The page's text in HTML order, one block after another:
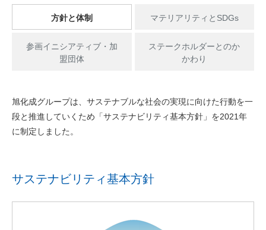
方針と体制 マテリアリティとSDGs
参画イニシアティブ・加
盟団体
ステークホルダーとのか
かわり
旭化成グループは、サステナブルな社会の実現に向けた行動を一
段と推進していくため「サステナビリティ基本方針」を2021年
に制定しました。
サステナビリティ基本方針